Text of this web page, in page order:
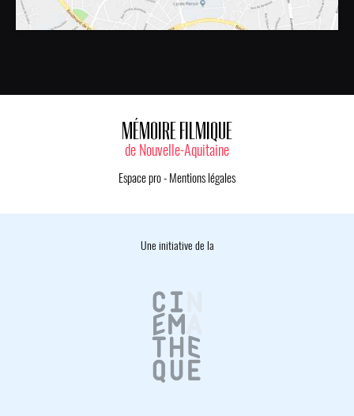
MÉMOIRE FILMIQUE
de Nouvelle-Aquitaine
Espace pro- Mentions légales
Une initiative de la